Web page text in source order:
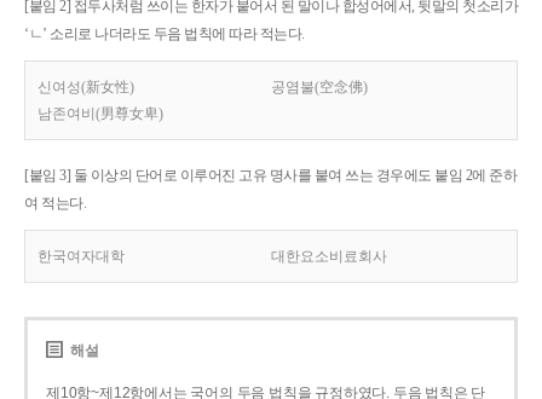
[붙임 2] 접두사처럼 쓰이는 한자가 붙어서 된 말이나 합성어에서, 뒷말의 첫소리가
‘ㄴ’ 소리로 나더라도 두음 법칙에 따라 적는다.
신여성(新女性)
공염불(空念佛)
남존여비(男尊女卑)
[붙임 3] 둘 이상의 단어로 이루어진 고유 명사를 붙여 쓰는 경우에도 붙임 2에 준하
여 적는다.
한국여자대학 대한요소비료회사
해설
제10항~제12항에서는 국어의 두음 법칙을 규정하였다. 두음 법칙은 단